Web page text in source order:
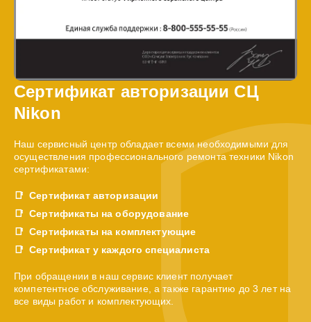
Сертификат авторизации СЦ
Nikon
Наш сервисный центр обладает всеми необходимыми для
осуществления профессионального ремонта техники Nikon
сертификатами:
Сертификат авторизации
Сертификаты на оборудование
Сертификаты на комплектующие
Сертификат у каждого специалиста
При обращении в наш сервис клиент получает
компетентное обслуживание, а также гарантию до 3 лет на
все виды работ и комплектующих.